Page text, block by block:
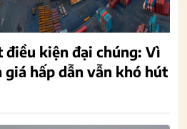
điều kiện đại chúng: Vì
giá hấp dẫn vẫn khó hút